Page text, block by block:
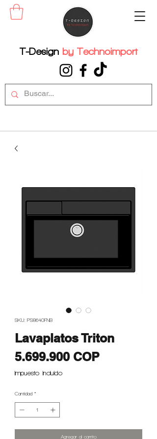
T-Design by Technoimport
SKU: PS8640FNB
Lavaplatos Triton
5.699.900 COPPrecio
Impuesto incluido
Cantidad *
Agregar al carrito